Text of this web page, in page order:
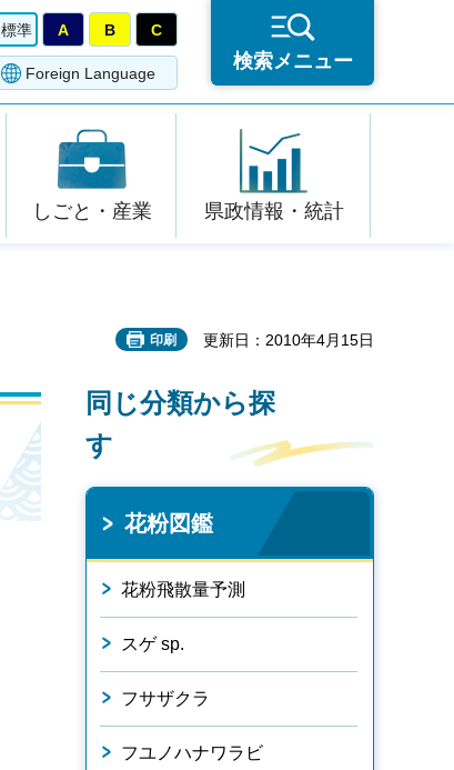
標準 A B C
Foreign Language
検索メニュー
しごと・産業 県政情報・統計
印刷 更新日：2010年4月15日
同じ分類から探
す
花粉図鑑
花粉飛散量予測
スゲ sp.
フサザクラ
フユノハナワラビ